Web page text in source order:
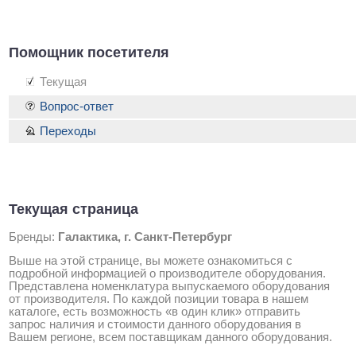
Помощник посетителя
Текущая
Текущая страница
Бренды: Галактика, г. Санкт-Петербург
Выше на этой странице, вы можете ознакомиться с
подробной информацией о производителе оборудования.
Представлена номенклатура выпускаемого оборудования
от производителя. По каждой позиции товара в нашем
каталоге, есть возможность «в один клик» отправить
запрос наличия и стоимости данного оборудования в
Вашем регионе, всем поставщикам данного оборудования.
Вопрос-ответ
Переходы